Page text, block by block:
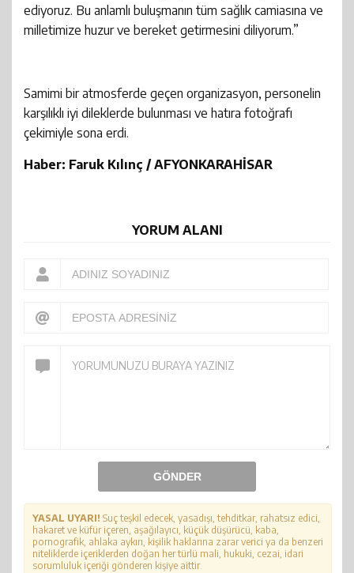
ediyoruz. Bu anlamlı buluşmanın tüm sağlık camiasına ve
milletimize huzur ve bereket getirmesini diliyorum.”
​Samimi bir atmosferde geçen organizasyon, personelin
karşılıklı iyi dileklerde bulunması ve hatıra fotoğrafı
çekimiyle sona erdi.
Haber: Faruk Kılınç / AFYONKARAHİSAR
YORUM ALANI
GÖNDER
YASAL UYARI! Suç teşkil edecek, yasadışı, tehditkar, rahatsız edici,
hakaret ve küfür içeren, aşağılayıcı, küçük düşürücü, kaba,
pornografik, ahlaka aykırı, kişilik haklarına zarar verici ya da benzeri
niteliklerde içeriklerden doğan her türlü mali, hukuki, cezai, idari
sorumluluk içeriği gönderen kişiye aittir.